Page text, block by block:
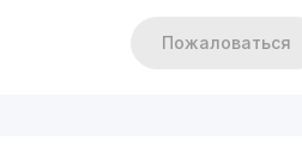
Пожаловаться